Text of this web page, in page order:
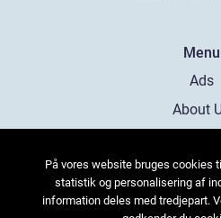
Menu
Ads
About
På vores website bruges cookies
statistik og personalisering af
information deles med tredjepart.